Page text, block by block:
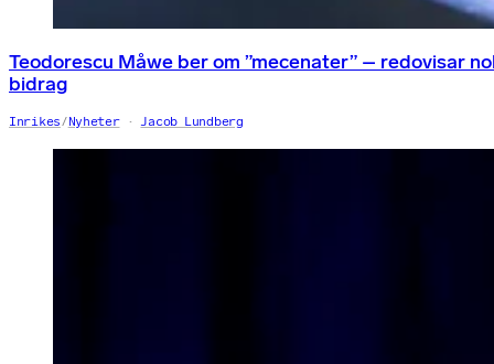
Teodorescu Måwe ber om ”mecenater” – redovisar
bidrag
Inrikes /Nyheter Jacob Lundberg